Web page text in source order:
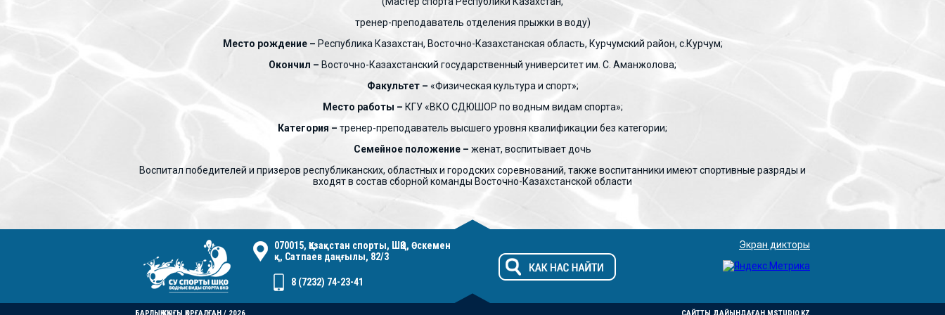
тренер-преподаватель отделения прыжки в воду)
Место рождение – Республика Казахстан, Восточно-Казахстанская область, Курчумский район, с.Курчум;
Окончил – Восточно-Казахстанский государственный университет им. С. Аманжолова;
Факультет – «Физическая культура и спорт»;
Место работы – КГУ «ВКО СДЮШОР по водным видам спорта»;
Категория – тренер-преподаватель высшего уровня квалификации без категории;
Семейное положение – женат, воспитывает дочь
Воспитал победителей и призеров республиканских, областных и городских соревнований, также воспитанники имеют спортивные разряды и
входят в состав сборной команды Восточно-Казахстанской области
070015, Қазақстан спорты, ШҚО, Өскемен
қ, Сатпаев даңғылы, 82/3
8 (7232) 74-23-41
Экран дикторы